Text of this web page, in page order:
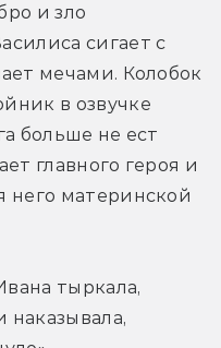
и зло
сигает с
мечами. Колобок
в озвучке
больше не ест
главного героя и
него материнской
тыркала,
наказывала,